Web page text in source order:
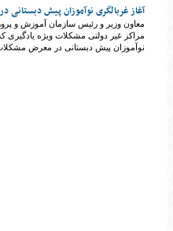
آغاز غربالگری نوآموزان پیش
معاون وزیر و رئیس سازمان آموزش و
مراکز غیر دولتی مشکلات ویژه یادگیری
نوآموزان پیش دبستانی در معرض مشکلات